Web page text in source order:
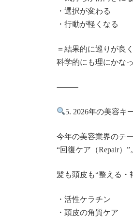
・選択が変わる
・行動が軽くなる
＝結果的に巡りが良く
科学的にも理にかな
⸻
5. 2026年の美容キ
今年の美容業界のテ
“回復ケア（Repair）”
髪も頭皮も“整える・
・活性ケラチン
・頭皮の角質ケア